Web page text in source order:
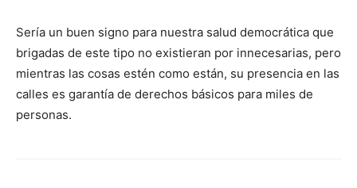
Sería un buen signo para nuestra salud democrática que
brigadas de este tipo no existieran por innecesarias, pero
mientras las cosas estén como están, su presencia en las
calles es garantía de derechos básicos para miles de
personas.